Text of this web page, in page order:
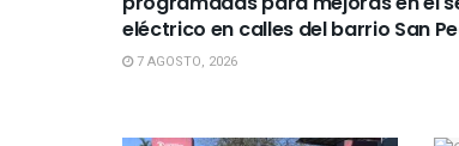
eléctrico en calles del barrio San
7 AGOSTO, 2026